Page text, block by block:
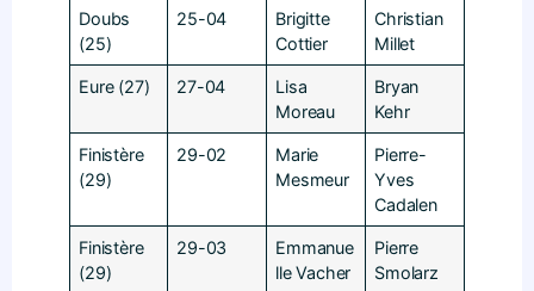
Doubs
(25)
25-04
Brigitte
Cottier
Christian
Millet
Eure (27) 27-04
Lisa
Moreau
Bryan
Kehr
Finistère
(29)
29-02
Marie
Mesmeur
Pierre-
Yves
Cadalen
Finistère
(29)
29-03
Emmanue
lle Vacher
Pierre
Smolarz